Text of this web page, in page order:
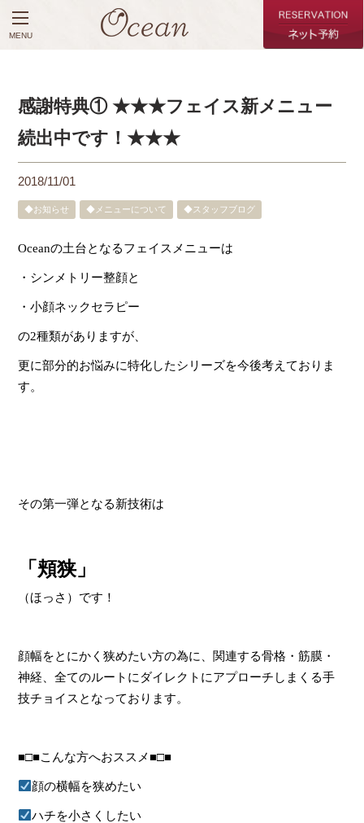
MENU
感謝特典① ★★★フェイス新メニュー
続出中です！★★★
2018/11/01
◆お知らせ ◆メニューについて ◆スタッフブログ
Oceanの土台となるフェイスメニューは
・シンメトリー整顔と
・小顔ネックセラピー
の2種類がありますが、
更に部分的お悩みに特化したシリーズを今後考えておりま
す。
その第一弾となる新技術は
「頬狭」
（ほっさ）です！
顔幅をとにかく狭めたい方の為に、関連する骨格・筋膜・
神経、全てのルートにダイレクトにアプローチしまくる手
技チョイスとなっております。
■□■こんな方へおススメ■□■
顔の横幅を狭めたい
ハチを小さくしたい